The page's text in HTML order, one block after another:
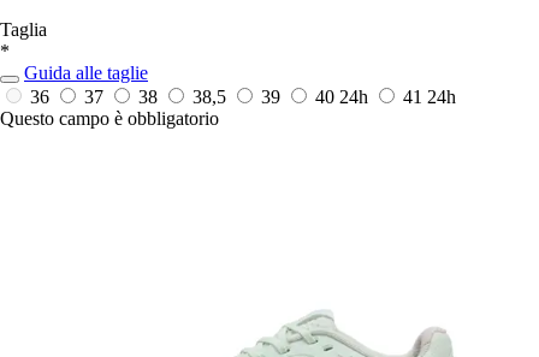
Taglia
*
Guida alle taglie
36
37 38 38,5 39 40 24h 41 24h
Questo campo è obbligatorio